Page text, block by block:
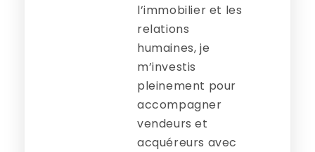
l’immobilier et les
relations
humaines, je
m’investis
pleinement pour
accompagner
vendeurs et
acquéreurs avec